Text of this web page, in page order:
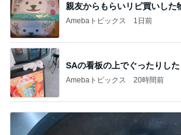
親友からもらいリピ買いした
Amebaトピックス 1日前
SAの看板の上でぐったりし
Amebaトピックス 20時間前